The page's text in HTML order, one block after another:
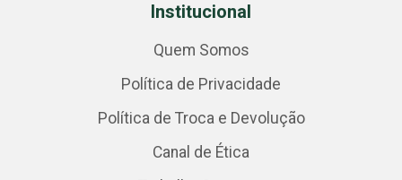
Institucional
Quem Somos
Política de Privacidade
Política de Troca e Devolução
Canal de Ética